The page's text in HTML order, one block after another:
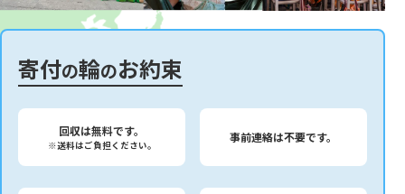
寄付の輪のお約束
回収は無料です。
※送料はご負担ください。
事前連絡は不要です。